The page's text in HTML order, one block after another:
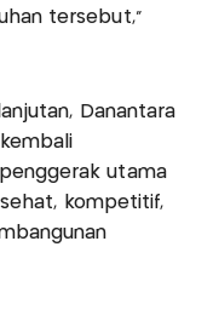
tersebut,"
Danantara
utama
kompetitif,